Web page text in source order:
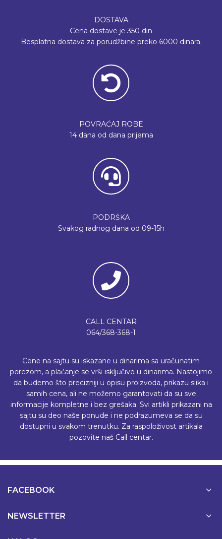
DOSTAVA
Cena dostave je 350 din
Besplatna dostava za porudžbine preko 6000 dinara.
POVRAĆAJ ROBE
14 dana od dana prijema
PODRŠKA
Svakog radnog dana od 09-15h
CALL CENTAR
064/368-368-1
Cene na sajtu su iskazane u dinarima sa uračunatim
porezom, a plaćanje se vrši isključivo u dinarima. Nastojimo
da budemo što precizniji u opisu proizvoda, prikazu slika i
samih cena, ali ne možemo garantovati da su sve
informacije kompletne i bez grešaka. Svi artikli prikazani na
sajtu su deo naše ponude i ne podrazumeva se da su
dostupni u svakom trenutku. Za raspoloživost artikala
pozovite naš Call centar.
FACEBOOK
NEWSLETTER